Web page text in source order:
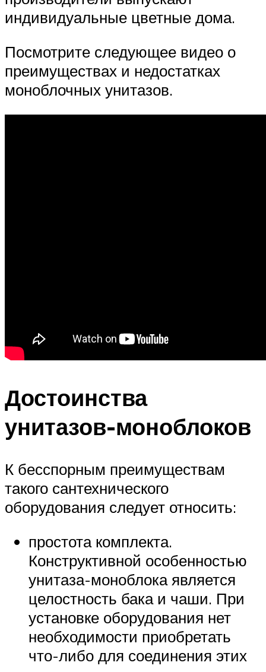
индивидуальные цветные дома.
Посмотрите следующее видео о
преимуществах и недостатках
моноблочных унитазов.
Достоинства
унитазов-моноблоков
К бесспорным преимуществам
такого сантехнического
оборудования следует относить:
простота комплекта.
Конструктивной особенностью
унитаза-моноблока является
целостность бака и чаши. При
установке оборудования нет
необходимости приобретать
что-либо для соединения этих